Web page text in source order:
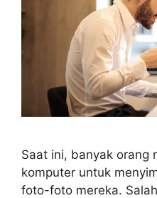
Saat ini, banyak orang
komputer untuk
foto-foto mereka.